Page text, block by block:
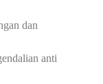
dan
anti